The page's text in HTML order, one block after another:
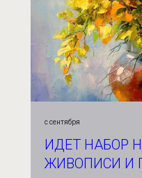
с сентября
ИДЕТ НАБОР
ЖИВОПИСИ И